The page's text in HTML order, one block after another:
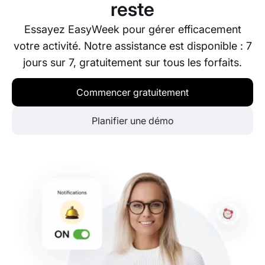
reste
Essayez EasyWeek pour gérer efficacement
votre activité. Notre assistance est disponible : 7
jours sur 7, gratuitement sur tous les forfaits.
Commencer gratuitement
Planifier une démo